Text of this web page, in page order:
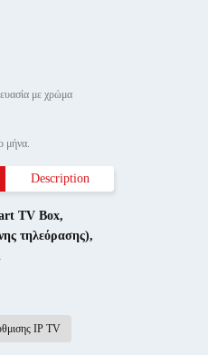
με χρώμα
μήνα.
Description
TV Box,
τηλεόρασης),
IP TV